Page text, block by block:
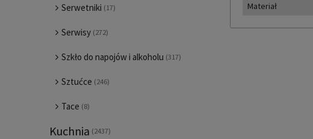
Serwetniki (17)
Serwisy (272)
Szkło do napojów i alkoholu (317)
Sztućce (246)
Tace (8)
Kuchnia (2437)
Materiał